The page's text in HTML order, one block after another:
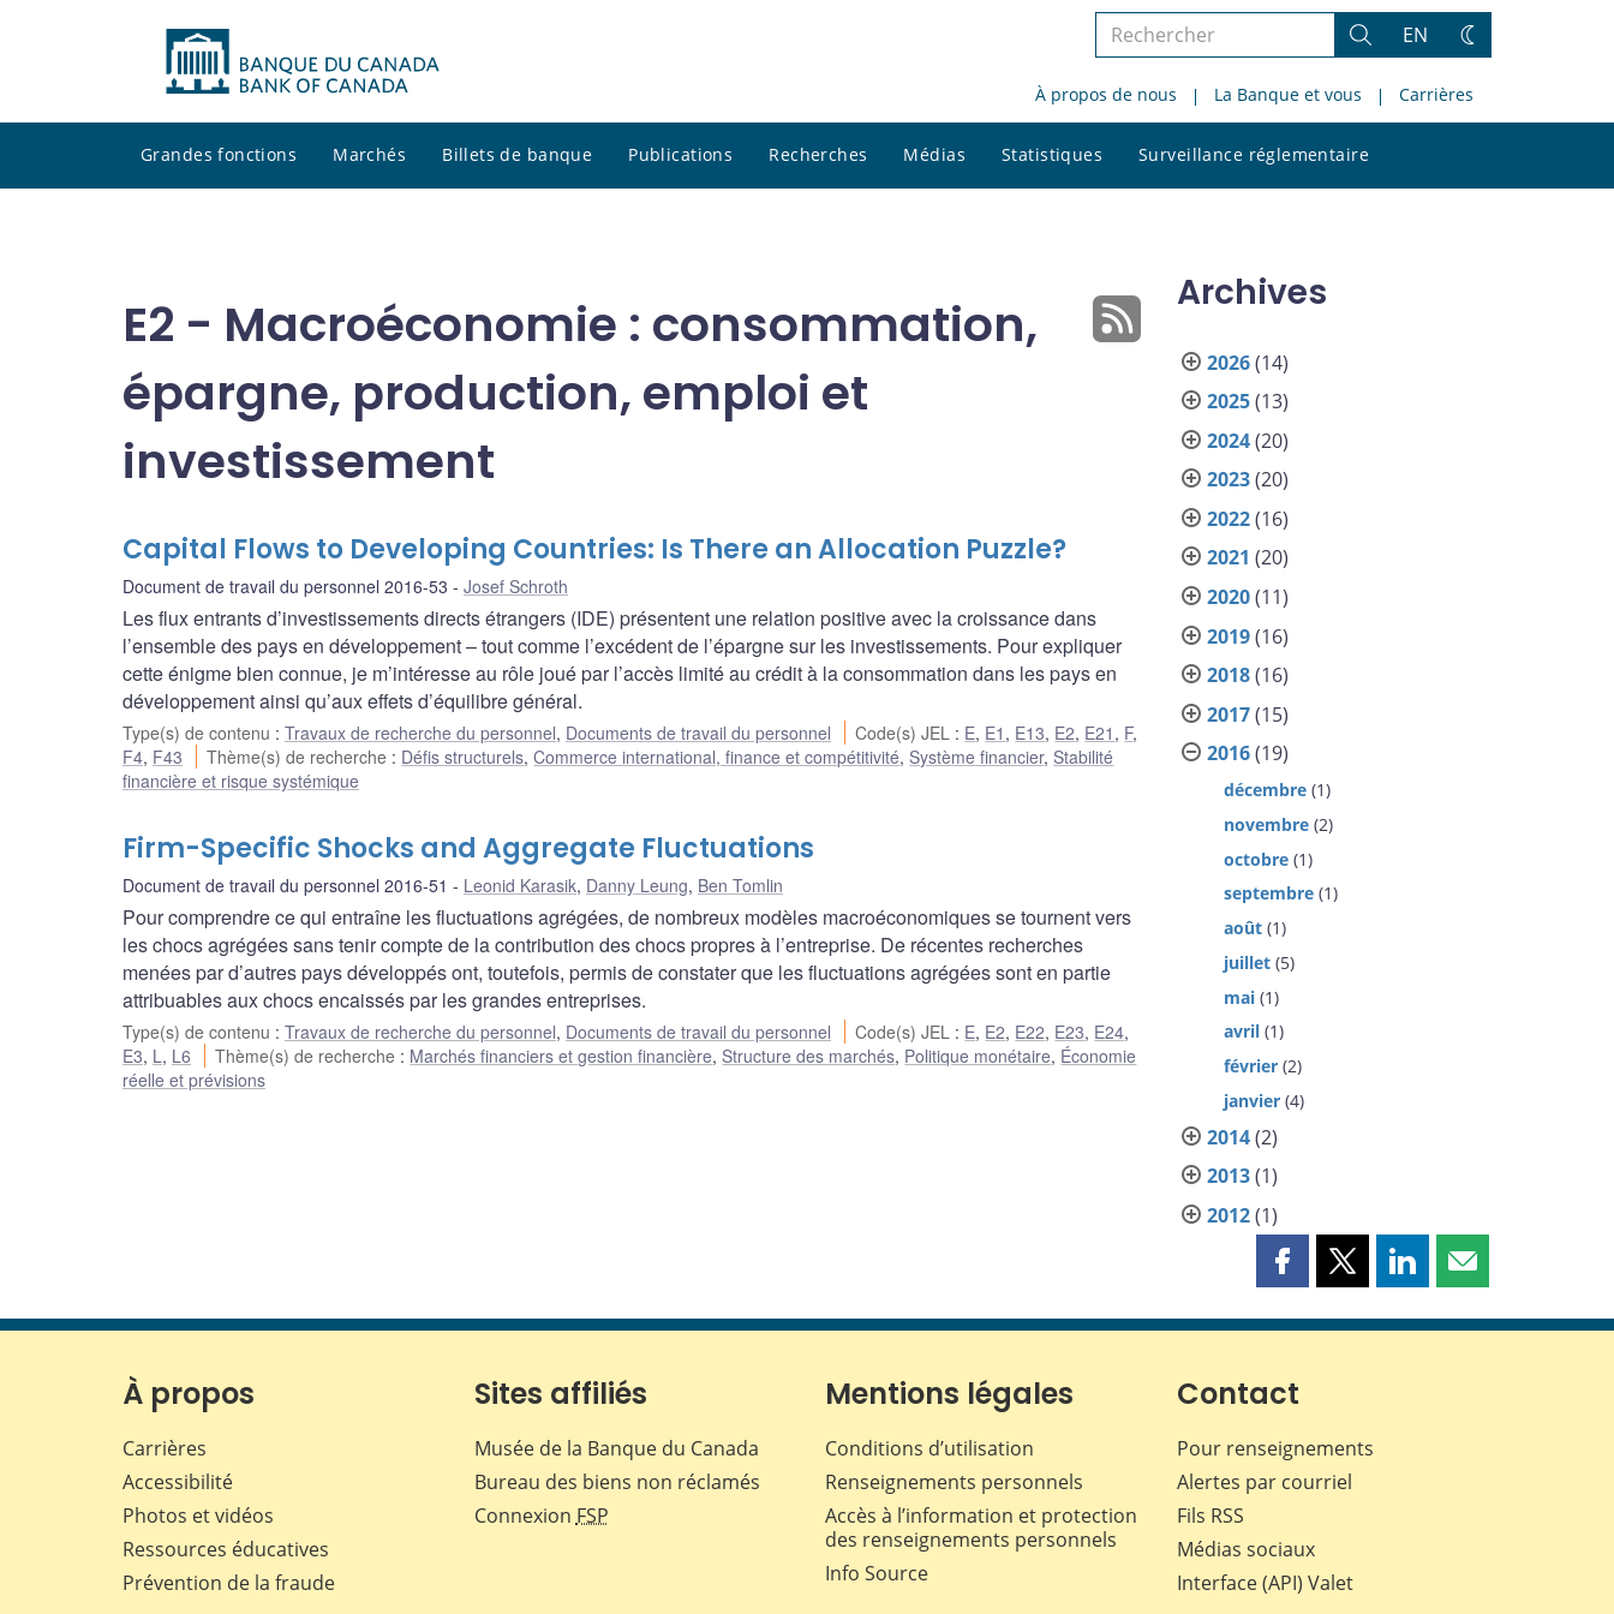
Rechercher
le
site
Rechercher
EN
Changez
thème
À propos de nous La Banque et vous Carrières
Grandes fonctions Marchés Billets de banque Publications Recherches Médias Statistiques Surveillance réglementaire
le
E2 - Macroéconomie : consommation,
épargne, production, emploi et
investissement
Capital Flows to Developing Countries: Is There an Allocation Puzzle?
Document de travail du personnel 2016-53 Josef Schroth
Les flux entrants d’investissements directs étrangers (IDE) présentent une relation positive avec la croissance dans
l’ensemble des pays en développement – tout comme l’excédent de l’épargne sur les investissements. Pour expliquer
cette énigme bien connue, je m’intéresse au rôle joué par l’accès limité au crédit à la consommation dans les pays en
développement ainsi qu’aux effets d’équilibre général.
Type(s) de contenu : Travaux de recherche du personnel, Documents de travail du personnel Code(s) JEL : E, E1 , E13, E2, E21 , F,
F4, F43 Thème(s) de recherche : Défis structurels,Commerce international, finance et compétitivité, Système financier, Stabilité
financière et risque systémique
Firm-Specific Shocks and Aggregate Fluctuations
Document de travail du personnel 2016-51 Leonid Karasik, Danny Leung, Ben Tomlin
Pour comprendre ce qui entraîne les fluctuations agrégées, de nombreux modèles macroéconomiques se tournent vers
les chocs agrégées sans tenir compte de la contribution des chocs propres à l’entreprise. De récentes recherches
menées par d’autres pays développés ont, toutefois, permis de constater que les fluctuations agrégées sont en partie
attribuables aux chocs encaissés par les grandes entreprises.
Type(s) de contenu : Travaux de recherche du personnel, Documents de travail du personnel Code(s) JEL : E, E2, E22, E23, E24,
E3, L, L6 Thème(s) de recherche : Marchés financiers et gestion financière, Structure des marchés, Politique monétaire, Économie
réelle et prévisions
Archives
2026(14)
2025(13)
2024(20)
2023(20)
2022(16)
2021 (20)
2020(11)
2019(16)
2018(16)
2017(15)
2016(19)
décembre (1)
novembre (2)
octobre (1)
septembre (1)
août (1)
juillet (5)
mai (1)
avril (1)
février (2)
janvier (4)
2014(2)
2013(1)
2012(1)
Partager
page
Facebook
Partager
page
Partager
page
Partager
page
À propos
Carrières
Accessibilité
Photos et vidéos
Ressources éducatives
Prévention de la fraude
Sites affiliés
Musée de la Banque du Canada
Bureau des biens non réclamés
Connexion FSP
Mentions légales
Conditions d’utilisation
Renseignements personnels
Accès à l’information et protection
des renseignements personnels
Info Source
Contact
Pour renseignements
Alertes par courriel
Fils RSS
Médias sociaux
Interface (API) Valet